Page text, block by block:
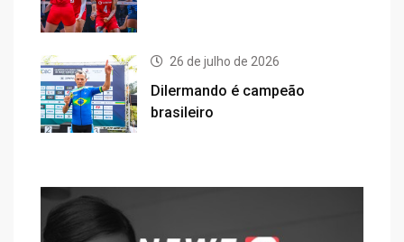
26 de julho de 2026
Dilermando é campeão
brasileiro